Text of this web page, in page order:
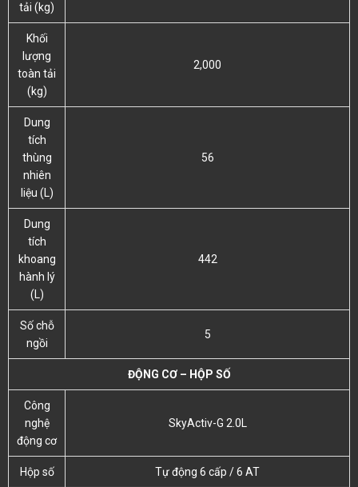
tải (kg)
Khối
lượng
toàn tải
(kg)
2,000
Dung
tích
thùng
nhiên
liệu (L)
56
Dung
tích
khoang
hành lý
(L)
442
Số chỗ
ngồi
5
ĐỘNG CƠ – HỘP SỐ
Công
nghệ
động cơ
SkyActiv-G 2.0L
Hộp số Tự động 6 cấp / 6 AT